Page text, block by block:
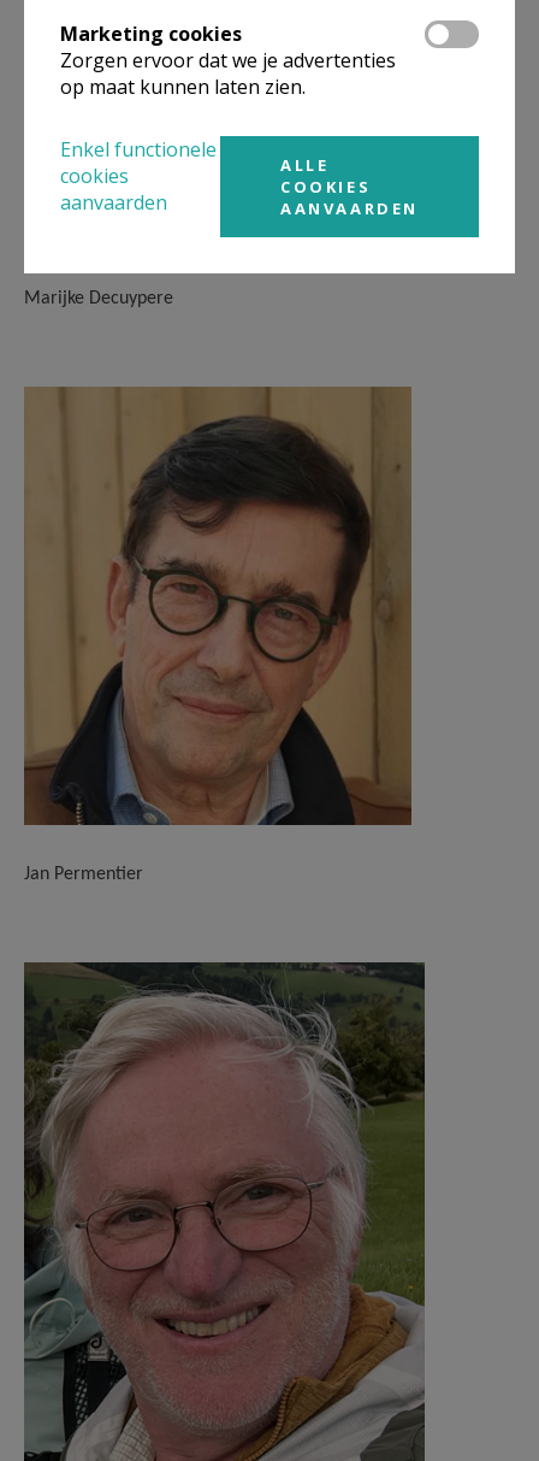
Marijke Decuypere
Jan Permentier
Marketing cookies
Zorgen ervoor dat we je advertenties
op maat kunnen laten zien.
Enkel functionele
cookies
aanvaarden
ALLE
COOKIES
AANVAARDEN